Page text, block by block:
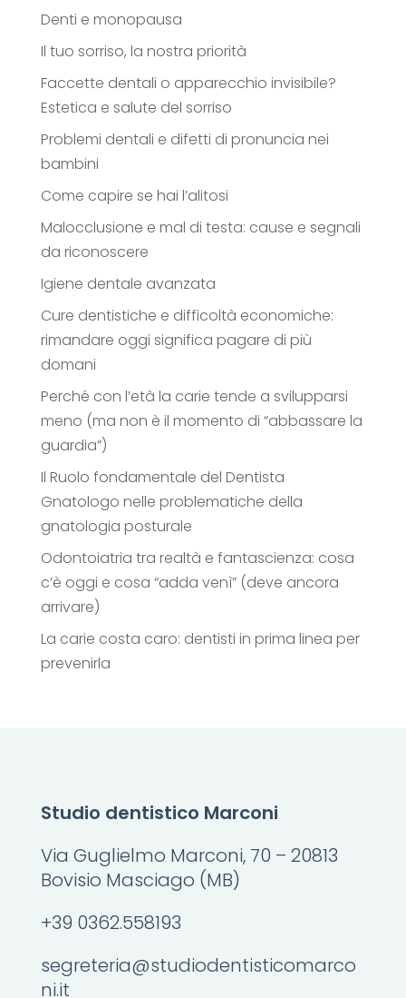
Denti e monopausa
Il tuo sorriso, la nostra priorità
Faccette dentali o apparecchio invisibile?
Estetica e salute del sorriso
Problemi dentali e difetti di pronuncia nei
bambini
Come capire se hai l’alitosi
Malocclusione e mal di testa: cause e segnali
da riconoscere
Igiene dentale avanzata
Cure dentistiche e difficoltà economiche:
rimandare oggi significa pagare di più
domani
Perché con l’età la carie tende a svilupparsi
meno (ma non è il momento di “abbassare la
guardia”)
Il Ruolo fondamentale del Dentista
Gnatologo nelle problematiche della
gnatologia posturale
Odontoiatria tra realtà e fantascienza: cosa
c’è oggi e cosa “adda venì” (deve ancora
arrivare)
La carie costa caro: dentisti in prima linea per
prevenirla
Studio dentistico Marconi
Via Guglielmo Marconi, 70 – 20813
Bovisio Masciago (MB)
+39 0362.558193
segreteria@studiodentisticomarco
ni.it